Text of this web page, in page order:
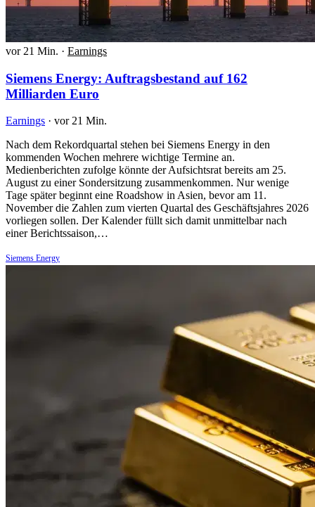
vor 21 Min. · Earnings
Siemens Energy: Auftragsbestand auf 162
Milliarden Euro
Earnings · vor 21 Min.
Nach dem Rekordquartal stehen bei Siemens Energy in den
kommenden Wochen mehrere wichtige Termine an.
Medienberichten zufolge könnte der Aufsichtsrat bereits am 25.
August zu einer Sondersitzung zusammenkommen. Nur wenige
Tage später beginnt eine Roadshow in Asien, bevor am 11.
November die Zahlen zum vierten Quartal des Geschäftsjahres 2026
vorliegen sollen. Der Kalender füllt sich damit unmittelbar nach
einer Berichtssaison,…
Siemens Energy